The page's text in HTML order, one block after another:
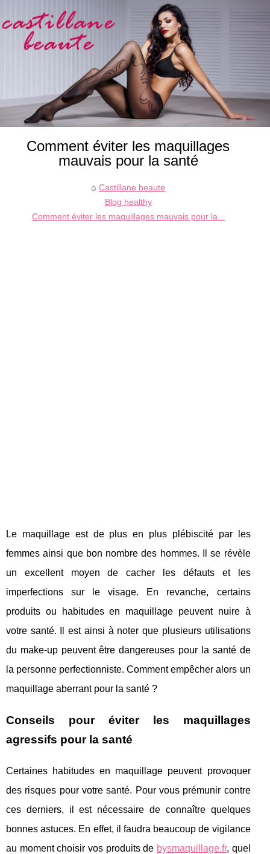
Comment éviter les maquillages
mauvais pour la santé
Castillane beaute
Blog healthy
Comment éviter les maquillages mauvais pour la...
Le maquillage est de plus en plus plébiscité par les
femmes ainsi que bon nombre des hommes. Il se révèle
un excellent moyen de cacher les défauts et les
imperfections sur le visage. En revanche, certains
produits ou habitudes en maquillage peuvent nuire à
votre santé. Il est ainsi à noter que plusieurs utilisations
du make-up peuvent être dangereuses pour la santé de
la personne perfectionniste. Comment empêcher alors un
maquillage aberrant pour la santé ?
Conseils pour éviter les maquillages
agressifs pour la santé
Certaines habitudes en maquillage peuvent provoquer
des risques pour votre santé. Pour vous prémunir contre
ces derniers, il est nécessaire de connaître quelques
bonnes astuces. En effet, il faudra beaucoup de vigilance
au moment choisir vos produits de bysmaquillage.fr, quel